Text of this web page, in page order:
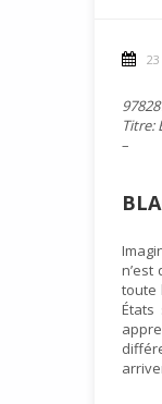
Titre:
–
toute
États